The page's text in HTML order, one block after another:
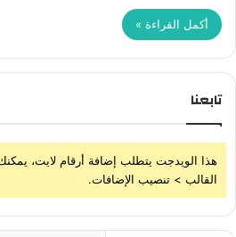
أكمل القراءة »
تابعنا
هذا الويدجت يتطلب إضافة أرقام لايت،
القالب > تنصيب الإضافات.